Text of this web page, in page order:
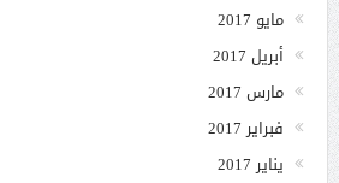
مايو 2017
أبريل 2017
مارس 2017
فبراير 2017
يناير 2017